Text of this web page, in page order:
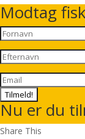
Modtag
Tilmeld!
Nu er du
Share This